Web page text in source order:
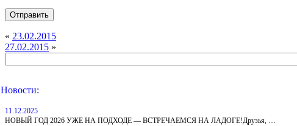
« 23.02.2015
27.02.2015 »
Новости:
11.12.2025
НОВЫЙ ГОД 2026 УЖЕ НА ПОДХОДЕ — ВСТРЕЧАЕМСЯ НА ЛАДОГЕ!Друзья, …